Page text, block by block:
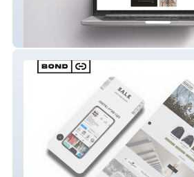
Rivka Levi Artist Portfolio